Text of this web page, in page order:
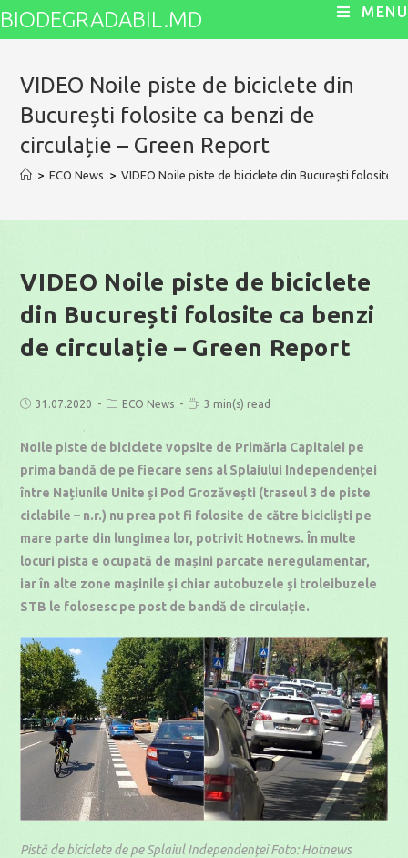
Skip
BIODEGRADABIL.MD MENU
VIDEO Noile piste de biciclete din
București folosite ca benzi de
circulație – Green Report
> ECO News > VIDEO Noile piste de biciclete din București folosite
VIDEO Noile piste de biciclete
din București folosite ca benzi
de circulație – Green Report
Post31.07.2020
PostECO News
Reading
3 min(s) read
Noile piste de biciclete vopsite de Primăria Capitalei pe
prima bandă de pe fiecare sens al Splaiului Independenței
între Națiunile Unite și Pod Grozăvești (traseul 3 de piste
ciclabile – n.r.) nu prea pot fi folosite de către bicicliști pe
mare parte din lungimea lor, potrivit Hotnews. În multe
locuri pista e ocupată de mașini parcate neregulamentar,
iar în alte zone mașinile și chiar autobuzele și troleibuzele
STB le folosesc pe post de bandă de circulație.
Pistă de biciclete de pe Splaiul Independenței Foto: Hotnews